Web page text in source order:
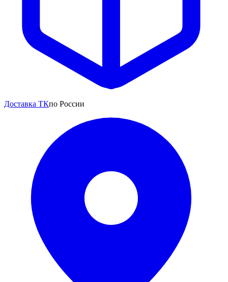
Доставка ТКпо России